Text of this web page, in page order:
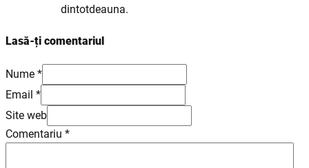
dintotdeauna.
Lasă-ți comentariul
Nume *
Email *
Site web
Comentariu *